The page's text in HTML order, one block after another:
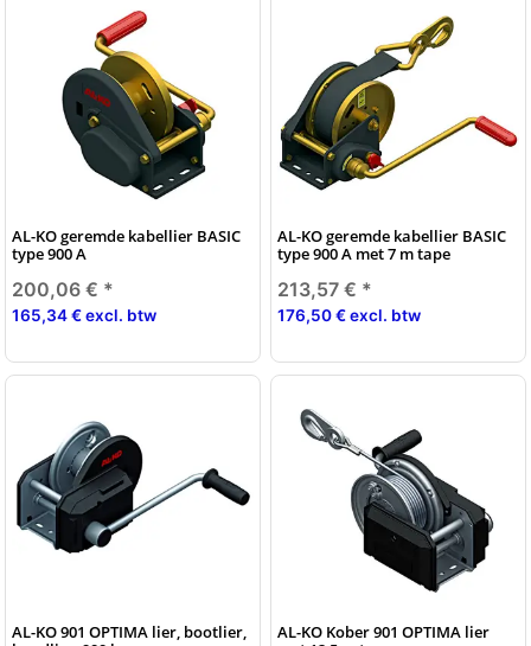
AL-KO geremde kabellier BASIC
type 900 A
200,06 € *
165,34 € excl. btw
AL-KO geremde kabellier BASIC
type 900 A met 7 m tape
213,57 € *
176,50 € excl. btw
AL-KO 901 OPTIMA lier, bootlier,
AL-KO Kober 901 OPTIMA lier